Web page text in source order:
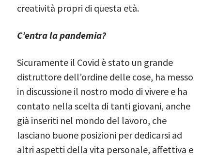
creatività propri di questa età.
C’entra la pandemia?
Sicuramente il Covid è stato un grande
distruttore dell’ordine delle cose, ha messo
in discussione il nostro modo di vivere e ha
contato nella scelta di tanti giovani, anche
già inseriti nel mondo del lavoro, che
lasciano buone posizioni per dedicarsi ad
altri aspetti della vita personale, affettiva e